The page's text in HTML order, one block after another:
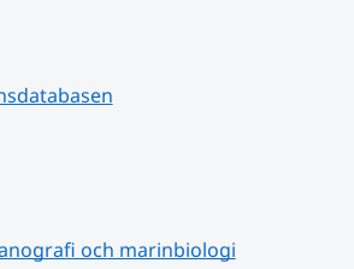
annan webbplats.
och marinbiologi